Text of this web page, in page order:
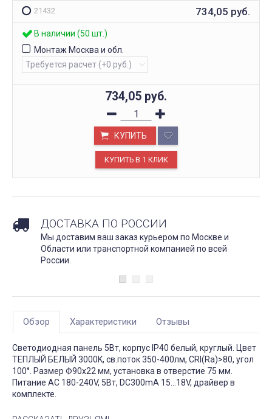
21432 734,05 руб.
В наличии (50 шт.)
Монтаж Москва и обл.
734,05 руб.
КУПИТЬ
ДОСТАВКА ПО РОССИИ
Мы доставим ваш заказ курьером по Москве и
Области или транспортной компанией по всей
России.
Обзор Характеристики Отзывы
Светодиодная панель 5Вт, корпус IP40 белый, круглый. Цвет
ТЕПЛЫЙ БЕЛЫЙ 3000K, св.поток 350-400лм, CRI(Ra)>80, угол
100°. Размер Ф90x22 мм, установка в отверстие 75 мм.
Питание AC 180-240V, 5Вт, DC300mA 15...18V, драйвер в
комплекте.